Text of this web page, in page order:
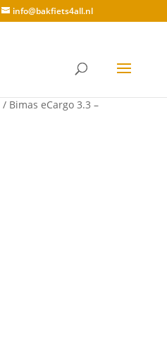
info@bakfiets4all.nl
/ Bimas eCargo 3.3 –